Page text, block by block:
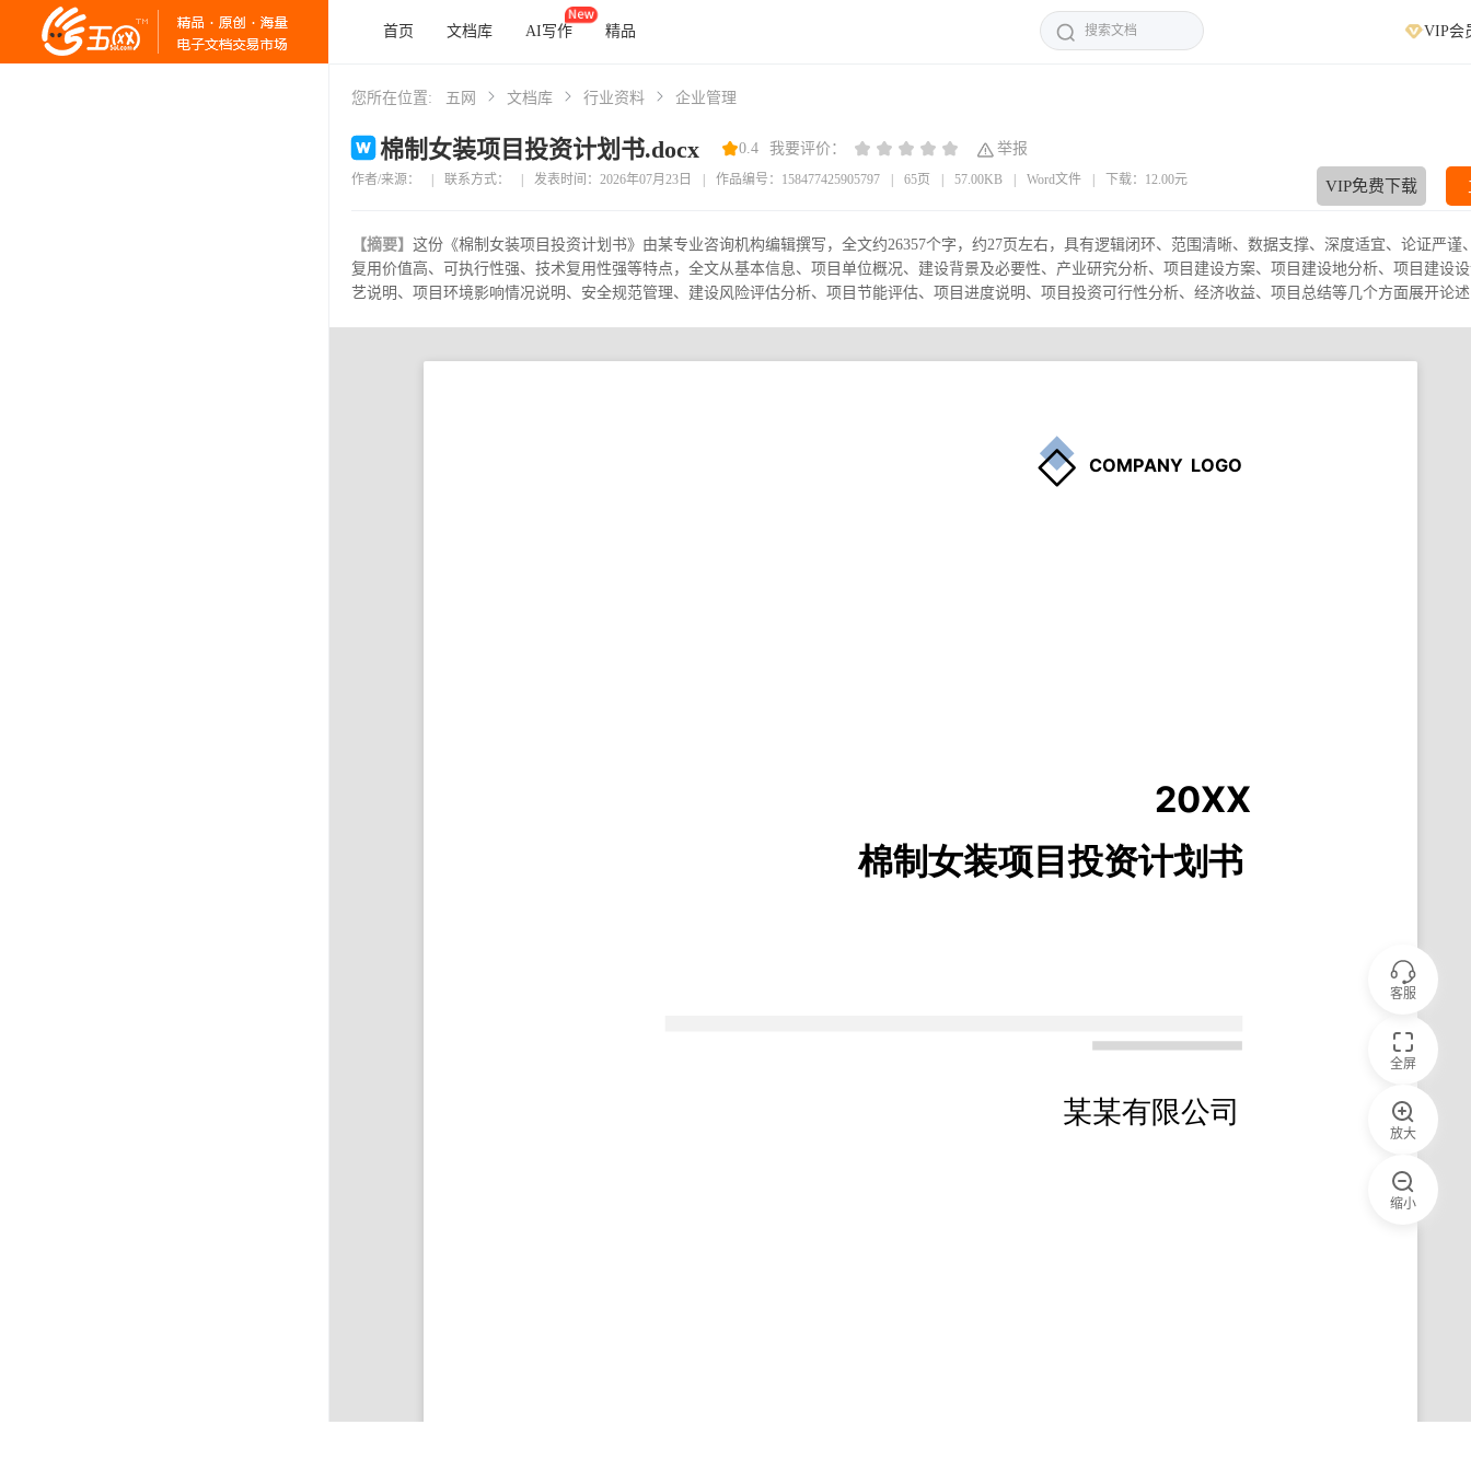
首页 文档库 AI写作 精品 VIP会
您所在位置: 五网 文档库 行业资料 企业管理
棉制女装项目投资计划书.docx 0.4 我要评价： 举报
作者/来源： 联系方式： 发表时间：2026年07月23日 作品编号：158477425905797 65页 57.00KB Word文件 下载：12.00元 VIP免费下载
【摘要】 这份《棉制女装项目投资计划书》由某专业咨询机构编辑撰写，全文约26357个字，约27页左右，具有逻辑闭环、范围清晰、数据支撑、深度适宜、论证严谨
复用价值高、可执行性强、技术复用性强等特点，全文从基本信息、项目单位概况、建设背景及必要性、产业研究分析、项目建设方案、项目建设地分析、项目建设
艺说明、项目环境影响情况说明、安全规范管理、建设风险评估分析、项目节能评估、项目进度说明、项目投资可行性分析、经济收益、项目总结等几个方面展开论
客服
全屏
放大
缩小